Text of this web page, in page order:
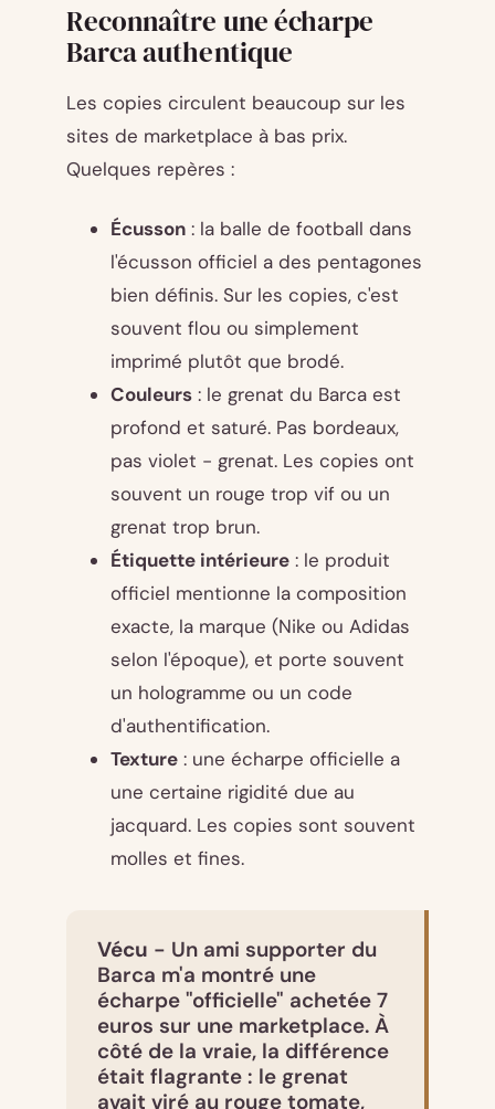
Reconnaître une écharpe
Barca authentique
Les copies circulent beaucoup sur les
sites de marketplace à bas prix.
Quelques repères :
Écusson : la balle de football dans
l'écusson officiel a des pentagones
bien définis. Sur les copies, c'est
souvent flou ou simplement
imprimé plutôt que brodé.
Couleurs : le grenat du Barca est
profond et saturé. Pas bordeaux,
pas violet - grenat. Les copies ont
souvent un rouge trop vif ou un
grenat trop brun.
Étiquette intérieure : le produit
officiel mentionne la composition
exacte, la marque (Nike ou Adidas
selon l'époque), et porte souvent
un hologramme ou un code
d'authentification.
Texture : une écharpe officielle a
une certaine rigidité due au
jacquard. Les copies sont souvent
molles et fines.
Vécu - Un ami supporter du
Barca m'a montré une
écharpe "officielle" achetée 7
euros sur une marketplace. À
côté de la vraie, la différence
était flagrante : le grenat
avait viré au rouge tomate,